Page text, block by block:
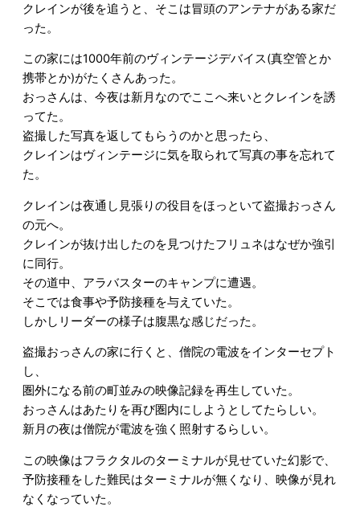
クレインが後を追うと、そこは冒頭のアンテナがある家だ
った。
この家には1000年前のヴィンテージデバイス(真空管とか
携帯とか)がたくさんあった。
おっさんは、今夜は新月なのでここへ来いとクレインを誘
ってた。
盗撮した写真を返してもらうのかと思ったら、
クレインはヴィンテージに気を取られて写真の事を忘れて
た。
クレインは夜通し見張りの役目をほっといて盗撮おっさん
の元へ。
クレインが抜け出したのを見つけたフリュネはなぜか強引
に同行。
その道中、アラバスターのキャンプに遭遇。
そこでは食事や予防接種を与えていた。
しかしリーダーの様子は腹黒な感じだった。
盗撮おっさんの家に行くと、僧院の電波をインターセプト
し、
圏外になる前の町並みの映像記録を再生していた。
おっさんはあたりを再び圏内にしようとしてたらしい。
新月の夜は僧院が電波を強く照射するらしい。
この映像はフラクタルのターミナルが見せていた幻影で、
予防接種をした難民はターミナルが無くなり、映像が見れ
なくなっていた。